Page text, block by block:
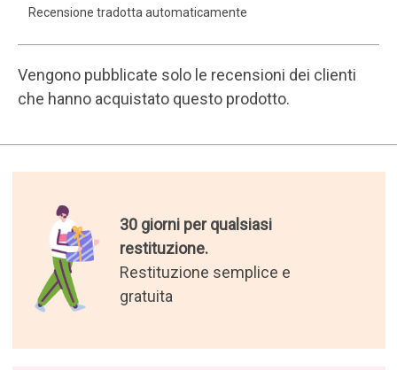
Recensione tradotta automaticamente
Vengono pubblicate solo le recensioni dei clienti
che hanno acquistato questo prodotto.
30 giorni per qualsiasi
restituzione.
Restituzione semplice e
gratuita